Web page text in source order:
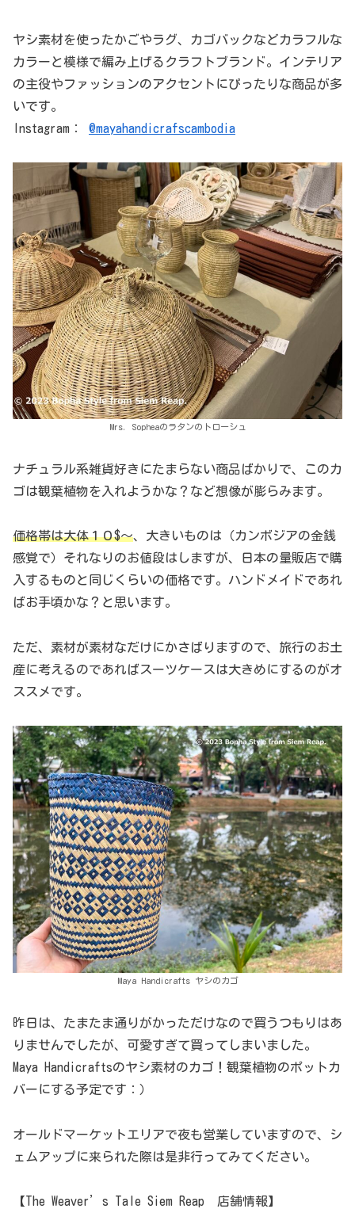
ヤシ素材を使ったかごやラグ、カゴバックなどカラフルな
カラーと模様で編み上げるクラフトブランド。インテリア
の主役やファッションのアクセントにぴったりな商品が多
いです。
Instagram： @mayahandicrafscambodia
Mrs. Sopheaのラタンのトローシュ
ナチュラル系雑貨好きにたまらない商品ばかりで、このカ
ゴは観葉植物を入れようかな？など想像が膨らみます。
価格帯は大体１０$～、大きいものは（カンボジアの金銭
感覚で）それなりのお値段はしますが、日本の量販店で購
入するものと同じくらいの価格です。ハンドメイドであれ
ばお手頃かな？と思います。
ただ、素材が素材なだけにかさばりますので、旅行のお土
産に考えるのであればスーツケースは大きめにするのがオ
ススメです。
Maya Handicrafts ヤシのカゴ
昨日は、たまたま通りがかっただけなので買うつもりはあ
りませんでしたが、可愛すぎて買ってしまいました。
Maya Handicraftsのヤシ素材のカゴ！観葉植物のポットカ
バーにする予定です：）
オールドマーケットエリアで夜も営業していますので、シ
ェムアップに来られた際は是非行ってみてください。
【The Weaver’s Tale Siem Reap 店舗情報】